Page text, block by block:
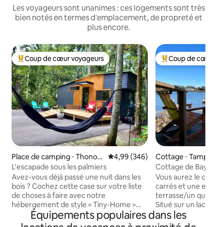
Les voyageurs sont unanimes : ces logements sont très
bien notés en termes d'emplacement, de propreté et
plus encore.
Coups de cœur voyageurs les plus appréciés
Coup de cœur voyageurs
Place de camping ⋅ Thonot
osassa
Évaluation moyenne sur la
4,99 (346)
L'escapade sous les palmiers
Avez-vous déjà passé une nuit dans les
bois ? Cochez cette case sur votre liste
de choses à faire avec notre
hébergement de style « Tiny-Home »
près du parc d'État de Hillsborough.
Classé n °7 sur PureWow comme l'une
Coups de cœur
Coup de cœur
Cottage ⋅ Tampa
Cottage de Bay
Vous aurez le
carrés et une
terrasse/un quai,
Situé sur un lac
Entrée par
King Size, 1 salle
Équipements populaires dans les